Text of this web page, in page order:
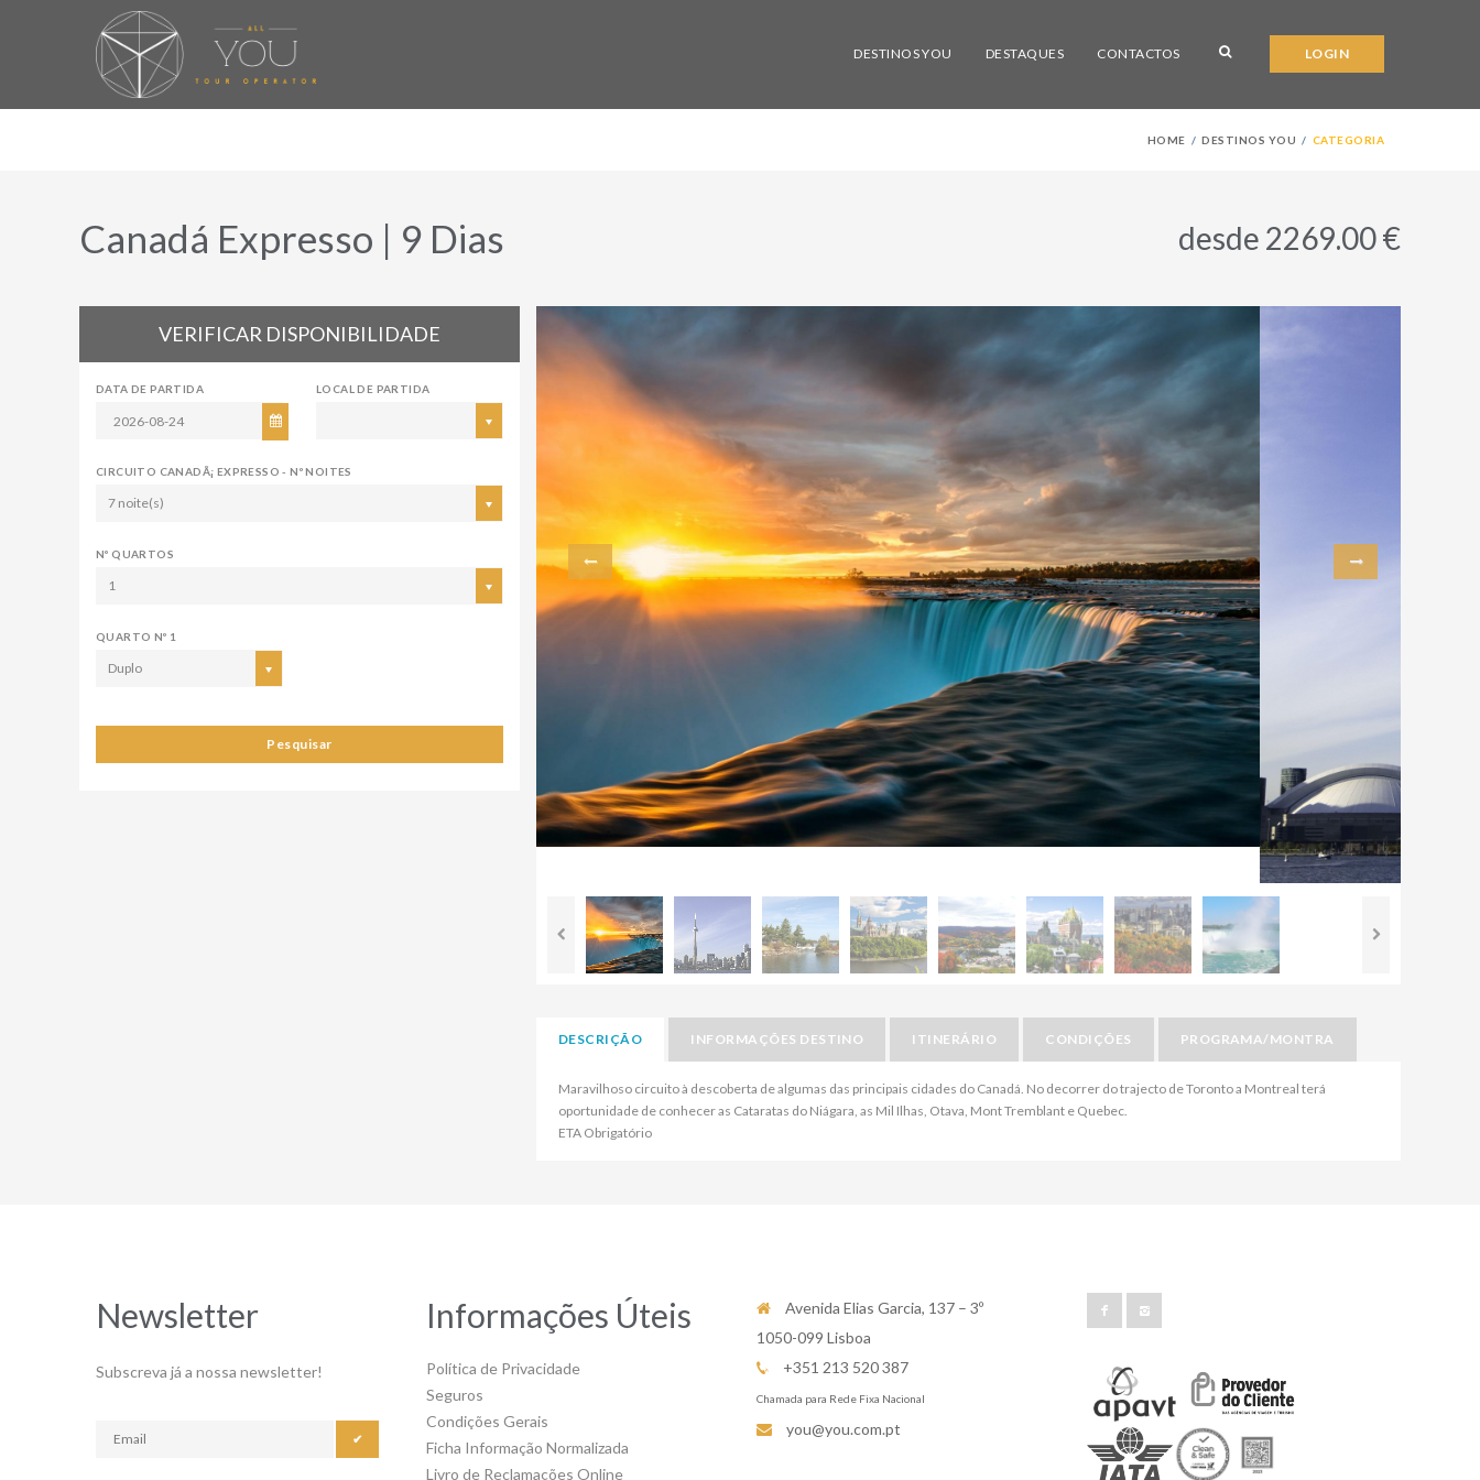
DESTINOS YOU DESTAQUES CONTACTOS LOGIN
HOME DESTINOS YOU CATEGORIA
Canadá Expresso | 9 Dias desde 2269.00 €
VERIFICAR DISPONIBILIDADE
DATA DE PARTIDA LOCAL DE PARTIDA
CIRCUITO CANADÃ¡ EXPRESSO - Nº NOITES
7 noite(s)
Nº QUARTOS
1
QUARTO Nº 1
Duplo
Pesquisar
DESCRIÇÃO INFORMAÇÕES DESTINO ITINERÁRIO CONDIÇÕES PROGRAMA/MONTRA
Maravilhoso circuito à descoberta de algumas das principais cidades do Canadá. No decorrer do trajecto de Toronto a Montreal terá
oportunidade de conhecer as Cataratas do Niágara, as Mil Ilhas, Otava, Mont Tremblant e Quebec.
ETA Obrigatório
Newsletter
Subscreva já a nossa newsletter!
✔
Informações Úteis
Política de Privacidade
Seguros
Condições Gerais
Ficha Informação Normalizada
Livro de Reclamações Online
Avenida Elias Garcia, 137 – 3º
1050-099 Lisboa
+351 213 520 387
Chamada para Rede Fixa Nacional
you@you.com.pt